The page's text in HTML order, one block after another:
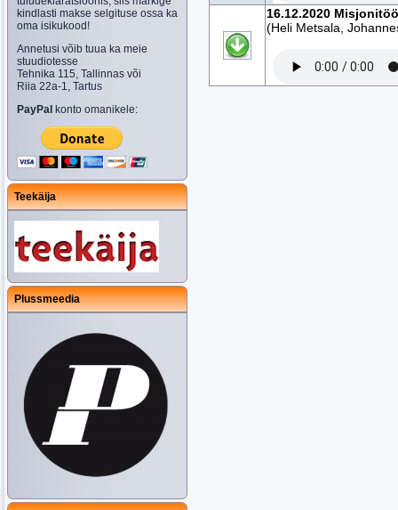
kindlasti makse selgituse ossa ka
oma isikukood!
Annetusi võib tuua ka meie
stuudiotesse
Tehnika 115, Tallinnas või
Riia 22a-1, Tartus
PayPal konto omanikele:
Teekäija
Plussmeedia
16.12.2020
(Heli Metsala,